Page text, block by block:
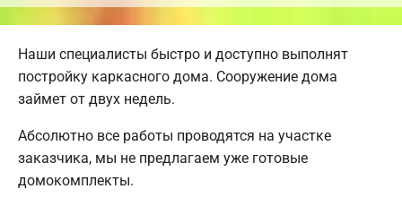
Наши специалисты быстро и доступно выполнят
постройку каркасного дома. Сооружение дома
займет от двух недель.
Абсолютно все работы проводятся на участке
заказчика, мы не предлагаем уже готовые
домокомплекты.